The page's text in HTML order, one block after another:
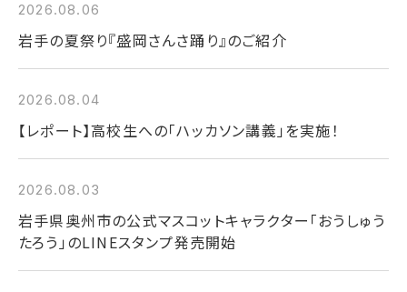
2026.08.06
岩手の夏祭り『盛岡さんさ踊り』のご紹介
2026.08.04
【レポート】高校生への「ハッカソン講義」を実施！
2026.08.03
岩手県奥州市の公式マスコットキャラクター「おうしゅう
たろう」のLINEスタンプ発売開始